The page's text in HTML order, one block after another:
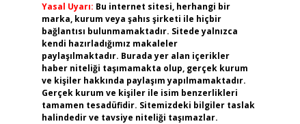
Yasal Uyarı: Bu internet sitesi, herhangi bir
marka, kurum veya şahıs şirketi ile hiçbir
bağlantısı bulunmamaktadır. Sitede yalnızca
kendi hazırladığımız makaleler
paylaşılmaktadır. Burada yer alan içerikler
haber niteliği taşımamakta olup, gerçek kurum
ve kişiler hakkında paylaşım yapılmamaktadır.
Gerçek kurum ve kişiler ile isim benzerlikleri
tamamen tesadüfidir. Sitemizdeki bilgiler taslak
halindedir ve tavsiye niteliği taşımazlar.